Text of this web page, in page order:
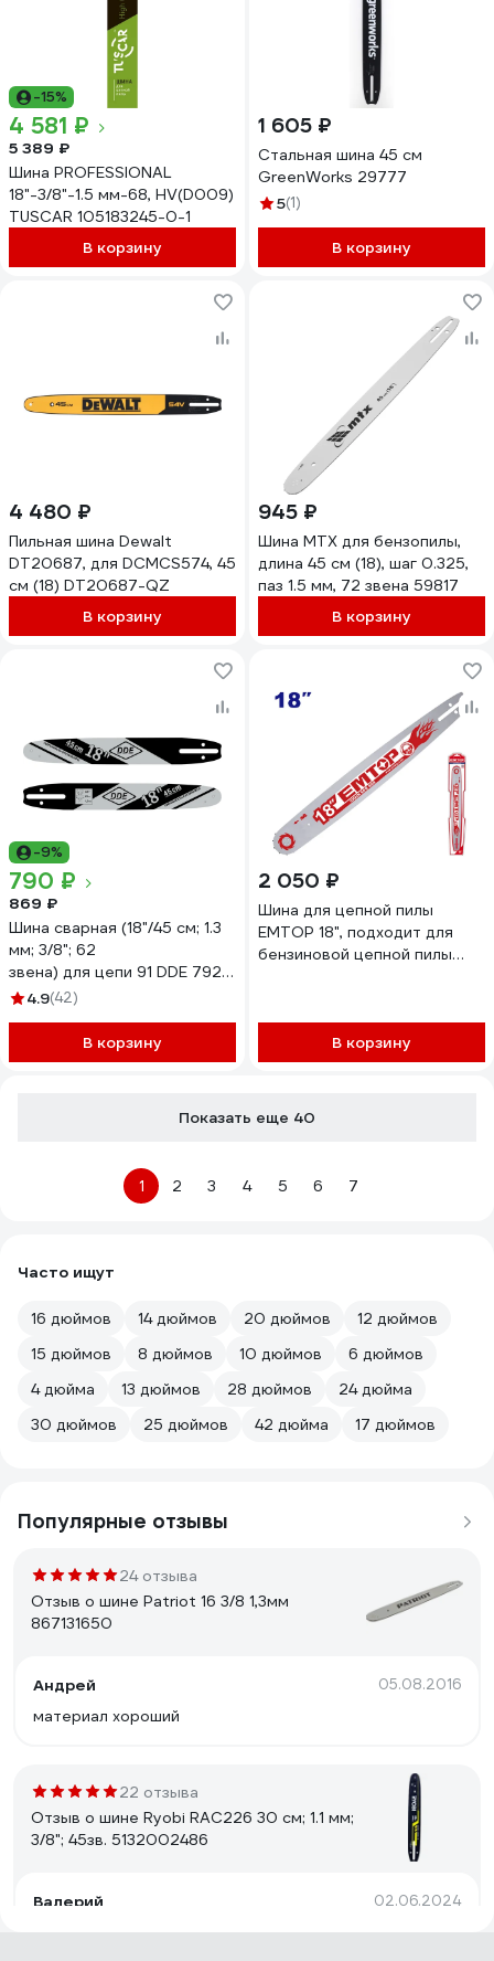
-15%
4 581 ₽
5 389 ₽
Шина PROFESSIONAL
18"-3/8"-1.5 мм-68, HV(D009)
TUSCAR 105183245-0-1
В корзину
1 605 ₽
Стальная шина 45 см
GreenWorks 29777
5(1)
В корзину
4 480 ₽
Пильная шина Dewalt
DT20687, для DCMCS574, 45
см (18) DT20687-QZ
В корзину
945 ₽
Шина MTX для бензопилы,
длина 45 см (18), шаг 0.325,
паз 1.5 мм, 72 звена 59817
В корзину
-9%
790 ₽
869 ₽
Шина сварная (18"/45 см; 1.3
мм; 3/8"; 62
звена) для цепи 91 DDE 792-
7594.9(42)
В корзину
2 050 ₽
Шина для цепной пилы
EMTOP 18", подходит для
бензиновой цепной пилы
В корзину
Показать еще 40
1 2 3 4 5 6 7
Часто ищут
16 дюймов 14 дюймов 20 дюймов
12 дюймов
15 дюймов
8 дюймов 10 дюймов
6 дюймов
4 дюйма
13 дюймов 28 дюймов
24 дюйма
30 дюймов
25 дюймов 42 дюйма 17 дюймов
Популярные отзывы
24 отзыва
Отзыв о шине Patriot 16 3/8 1,3мм
867131650
Андрей 05.08.2016
материал хороший
22 отзыва
Отзыв о шине Ryobi RAC226 30 см; 1.1 мм;
3/8"; 45зв. 5132002486
Валерий 02.06.2024
Надёжный производитель. Есть звёздочка.